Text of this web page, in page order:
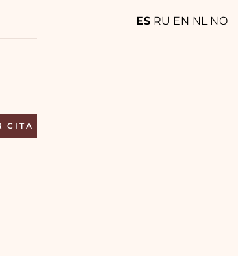
CITA
ES RU EN NL NO